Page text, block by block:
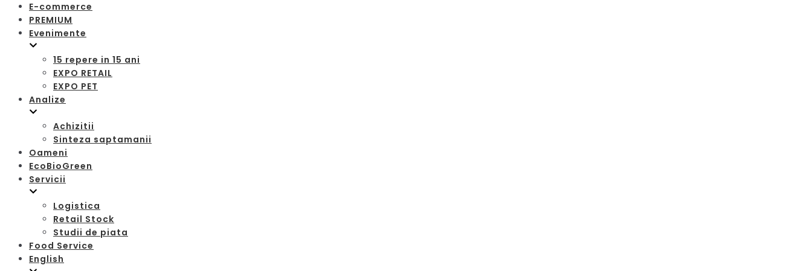
E-commerce
PREMIUM
Evenimente
15 repere in 15 ani
EXPO RETAIL
EXPO PET
Analize
Achizitii
Sinteza saptamanii
Oameni
EcoBioGreen
Servicii
Logistica
Retail Stock
Studii de piata
Food Service
English